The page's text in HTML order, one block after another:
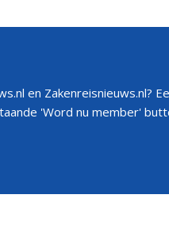
en Zakenreisnieuws.nl?
'Word nu member'